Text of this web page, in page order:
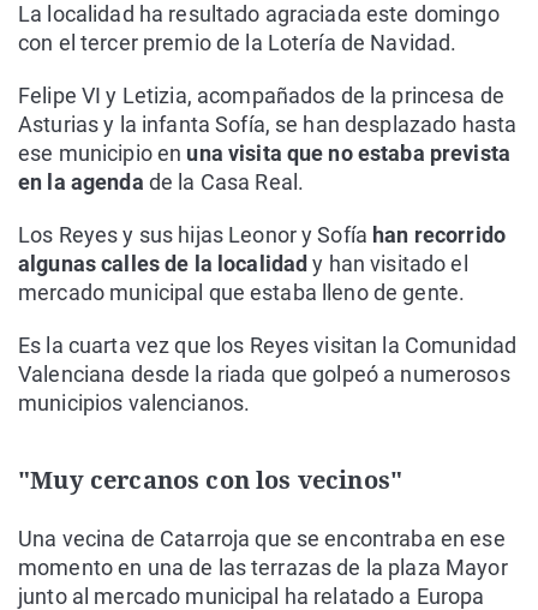
La localidad ha resultado agraciada este domingo
con el tercer premio de la Lotería de Navidad.
Felipe VI y Letizia, acompañados de la princesa de
Asturias y la infanta Sofía, se han desplazado hasta
ese municipio en una visita que no estaba prevista
en la agenda de la Casa Real.
Los Reyes y sus hijas Leonor y Sofía han recorrido
algunas calles de la localidady han visitado el
mercado municipal que estaba lleno de gente.
Es la cuarta vez que los Reyes visitan la Comunidad
Valenciana desde la riada que golpeó a numerosos
municipios valencianos.
"Muy cercanos con los vecinos"
Una vecina de Catarroja que se encontraba en ese
momento en una de las terrazas de la plaza Mayor
junto al mercado municipal ha relatado a Europa